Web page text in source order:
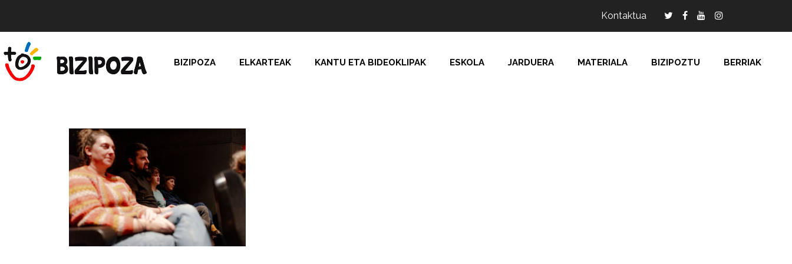
Kontaktua
BIZIPOZA ELKARTEAK KANTU ETA BIDEOKLIPAK ESKOLA JARDUERA MATERIALA BIZIPOZTU BERRIAK